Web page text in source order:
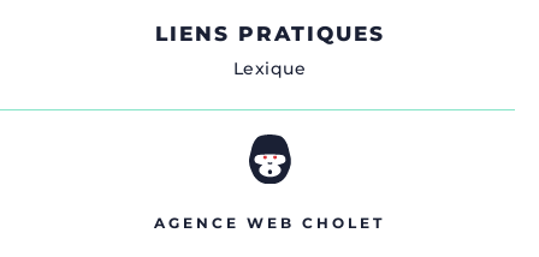
LIENS PRATIQUES
Lexique
AGENCE WEB CHOLET